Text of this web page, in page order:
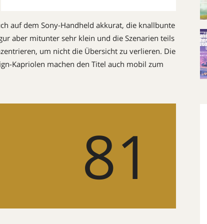
auf dem Sony-Handheld akkurat, die knallbunte
aber mitunter sehr klein und die Szenarien teils
um nicht die Übersicht zu verlieren. Die
Kapriolen machen den Titel auch mobil zum
81